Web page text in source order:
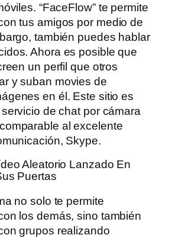
“FaceFlow” te permite
tus amigos por medio de
también puedes hablar
Ahora es posible que
un perfil que otros
y suban movies de
en él. Este sitio es
de chat por cámara
al excelente
Skype.
Aleatorio Lanzado En
Puertas
no solo te permite
los demás, sino también
grupos realizando